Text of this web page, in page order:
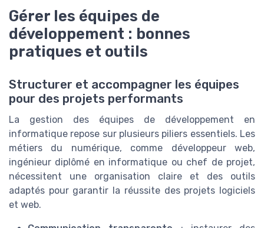
Gérer les équipes de
développement : bonnes
pratiques et outils
Structurer et accompagner les équipes
pour des projets performants
La gestion des équipes de développement en
informatique repose sur plusieurs piliers essentiels. Les
métiers du numérique, comme développeur web,
ingénieur diplômé en informatique ou chef de projet,
nécessitent une organisation claire et des outils
adaptés pour garantir la réussite des projets logiciels
et web.